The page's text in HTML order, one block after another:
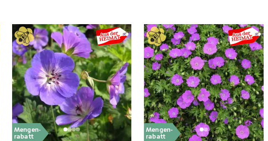
Mengen-
rabatt
Mengen-
rabatt